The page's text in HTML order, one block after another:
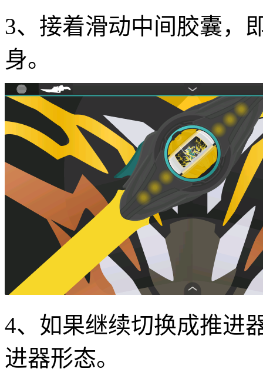
3、接着滑动中间胶囊，
身。
4、如果继续切换成推进
进器形态。